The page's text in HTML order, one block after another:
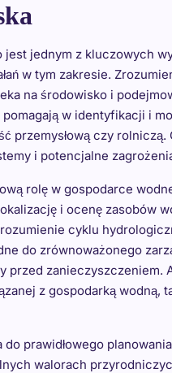
jednym z kluczowych
w tym zakresie.
na środowisko i
pomagają w identyfikacji i
przemysłową czy
i potencjalne
rolę w gospodarce
i ocenę zasobów
cyklu
do zrównoważonego
przed zanieczyszczeniem.
z gospodarką wodną,
prawidłowego
walorach